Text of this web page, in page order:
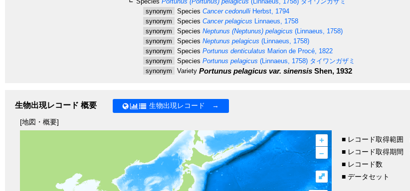
synonym
Species Cancer cedonulli Herbst, 1794
synonym
Species Cancer pelagicus Linnaeus, 1758
synonym
Species Neptunus (Neptunus) pelagicus (Linnaeus, 1758)
synonym
Species Neptunus pelagicus (Linnaeus, 1758)
synonym
Species Portunus denticulatus Marion de Procé, 1822
synonym
Species Portunus pelagicus (Linnaeus, 1758) タイワンガザミ
synonym
Variety Portunus pelagicus var. sinensis Shen, 1932
生物出現レコード 概要 生物出現レコード →
[地図・概要]
+
–
⤢
■ レコード取得範囲
■ レコード取得期間
■ レコード数
■ データセット